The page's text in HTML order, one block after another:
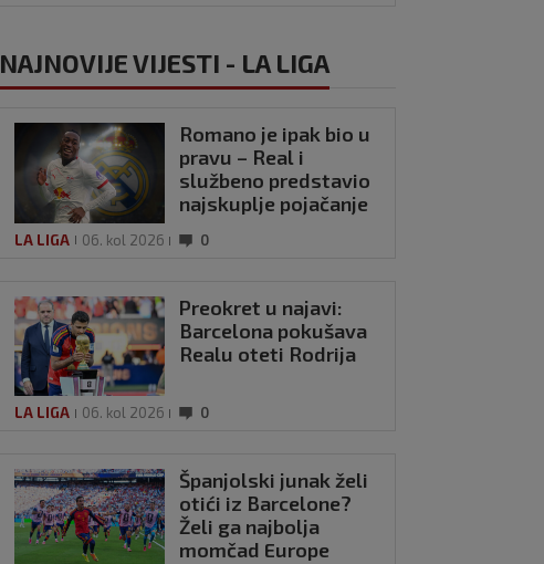
NAJNOVIJE VIJESTI - LA LIGA
Romano je ipak bio u
pravu – Real i
službeno predstavio
najskuplje pojačanje
LA LIGA 06. kol 2026 0
Preokret u najavi:
Barcelona pokušava
Realu oteti Rodrija
LA LIGA 06. kol 2026 0
Španjolski junak želi
otići iz Barcelone?
Želi ga najbolja
momčad Europe